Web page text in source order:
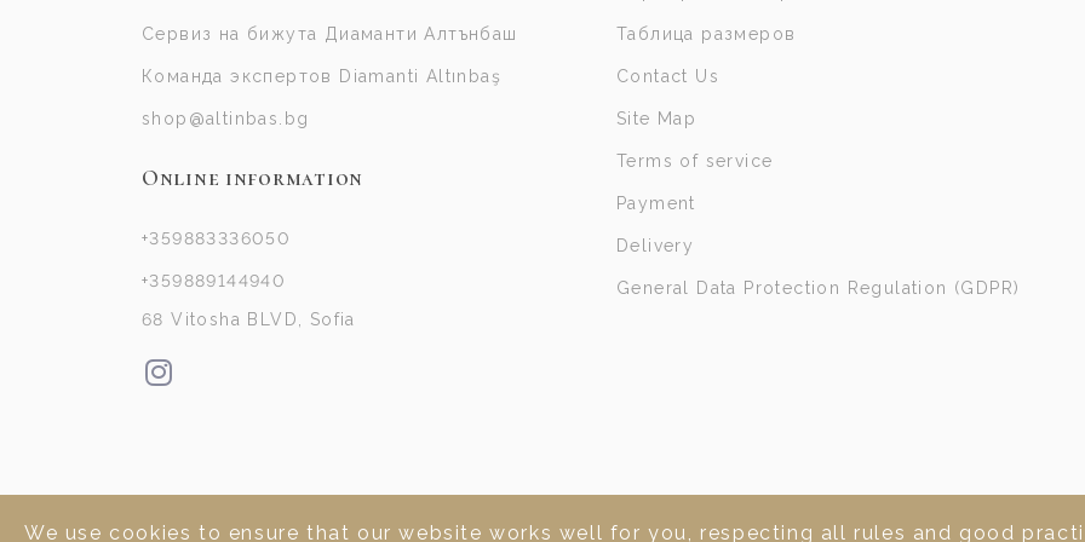
We use cookies to ensure that our website works well for you, respecting all rules and good
Сервиз на бижута Диаманти Алтънбаш
Команда экспертов Diamanti Altınbaş
shop@altinbas.bg
Online information
+359883336050
+359889144940
68 Vitosha BLVD, Sofia
Таблица размеров
Contact Us
Site Map
Terms of service
Payment
Delivery
General Data Protection Regulation (GDPR)